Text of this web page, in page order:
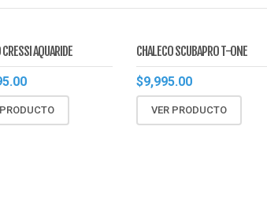
AQUARIDE CHALECO SCUBAPRO T-ONE
$9,995.00
VER PRODUCTO